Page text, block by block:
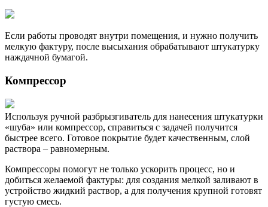
Если работы проводят внутри помещения, и нужно получить
мелкую фактуру, после высыхания обрабатывают штукатурку
наждачной бумагой.
Компрессор
Используя ручной разбрызгиватель для нанесения штукатурки
«шуба» или компрессор, справиться с задачей получится
быстрее всего. Готовое покрытие будет качественным, слой
раствора – равномерным.
Компрессоры помогут не только ускорить процесс, но и
добиться желаемой фактуры: для создания мелкой заливают в
устройство жидкий раствор, а для получения крупной готовят
густую смесь.